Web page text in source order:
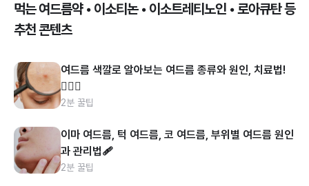
먹는 여드름약 • 이소티논 • 이소트레티노인 • 로아큐탄 등
추천 콘텐츠
여드름 색깔로 알아보는 여드름 종류와 원인, 치료법!
👩🏻‍⚕️
2분 꿀팁
이마 여드름, 턱 여드름, 코 여드름, 부위별 여드름 원인
과 관리법🩹
2분 꿀팁